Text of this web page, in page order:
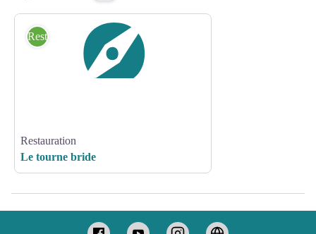
Restauration
Restauration
Le tourne bride